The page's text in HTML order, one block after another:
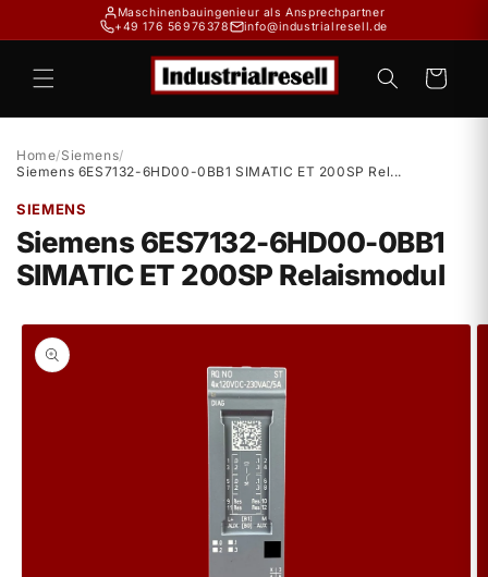
Inhalt
Maschinenbauingenieur als Ansprechpartner
+49 176 56976378
info@industrialresell.de
Warenkorb
Home/Siemens/
Siemens 6ES7132-6HD00-0BB1 SIMATIC ET 200SP Rel...
SIEMENS
Siemens 6ES7132-6HD00-0BB1
SIMATIC ET 200SP Relaismodul